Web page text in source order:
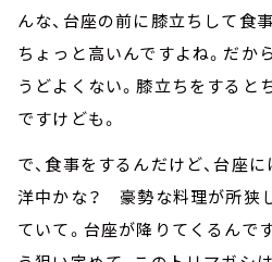
んな、台座の前に膝立ちして食
ちょっと高いんですよね。だか
うどよくない。膝立ちをすると
ですけども。
で、食事をするんだけど、台座
洋中かな？ 豪勢な料理が所狭
ていて。台座が降りてくるんで